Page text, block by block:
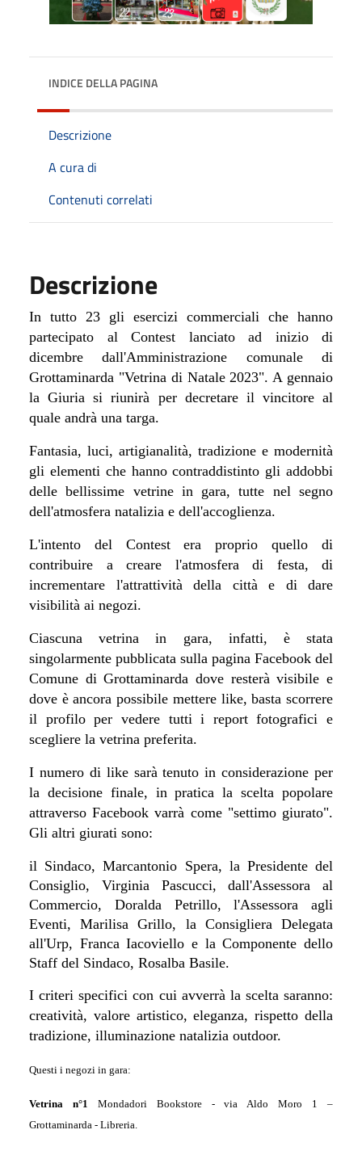
INDICE DELLA PAGINA
Descrizione
A cura di
Contenuti correlati
Descrizione
In tutto 23 gli esercizi commerciali che hanno
partecipato al Contest lanciato ad inizio di
dicembre dall'Amministrazione comunale di
Grottaminarda "Vetrina di Natale 2023". A gennaio
la Giuria si riunirà per decretare il vincitore al
quale andrà una targa.
Fantasia, luci, artigianalità, tradizione e modernità
gli elementi che hanno contraddistinto gli addobbi
delle bellissime vetrine in gara, tutte nel segno
dell'atmosfera natalizia e dell'accoglienza.
L'intento del Contest era proprio quello di
contribuire a creare l'atmosfera di festa, di
incrementare l'attrattività della città e di dare
visibilità ai negozi.
Ciascuna vetrina in gara, infatti, è stata
singolarmente pubblicata sulla pagina Facebook del
Comune di Grottaminarda dove resterà visibile e
dove è ancora possibile mettere like, basta scorrere
il profilo per vedere tutti i report fotografici e
scegliere la vetrina preferita.
I numero di like sarà tenuto in considerazione per
la decisione finale, in pratica la scelta popolare
attraverso Facebook varrà come "settimo giurato".
Gli altri giurati sono:
il Sindaco, Marcantonio Spera, la Presidente del
Consiglio, Virginia Pascucci, dall'Assessora al
Commercio, Doralda Petrillo, l'Assessora agli
Eventi, Marilisa Grillo,
la Consigliera Delegata
all'Urp, Franca Iacoviello e la Componente dello
Staff del Sindaco, Rosalba Basile.
I criteri specifici con cui avverrà la scelta saranno:
creatività, valore artistico, eleganza, rispetto della
tradizione, illuminazione natalizia outdoor.
Questi i negozi in gara:
Vetrina n°1 Mondadori Bookstore - via Aldo Moro 1
–
Grottaminarda - Libreria.